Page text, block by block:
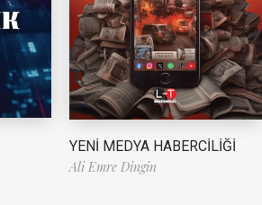
YENİ MEDYA HABERCİLİĞİ
Ali Emre Dingin